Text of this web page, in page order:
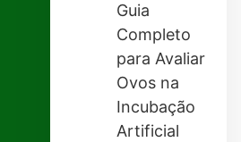
Guia
Completo
para Avaliar
Ovos na
Incubação
Artificial